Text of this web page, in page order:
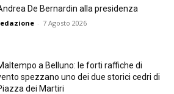
De Bernardin alla presidenza
- 7 Agosto 2026
a Belluno: le forti raffiche di
spezzano uno dei due storici cedri di
dei Martiri